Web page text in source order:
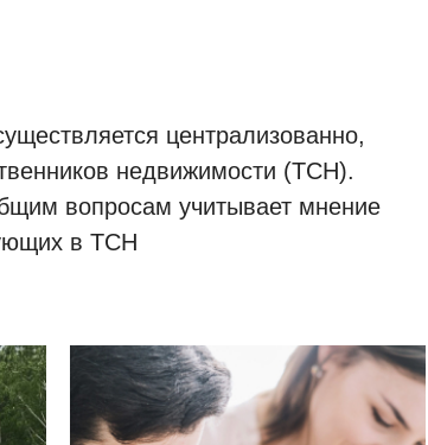
централизованно,
недвижимости (ТСН).
вопросам учитывает мнение
в ТСН